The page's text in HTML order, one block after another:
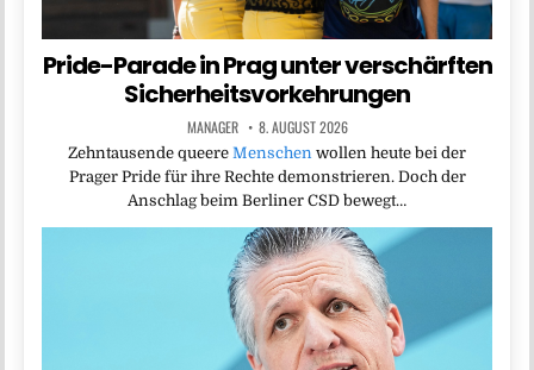
Pride-Parade in Prag unter verschärften
Sicherheitsvorkehrungen
MANAGER 8. AUGUST 2026
Zehntausende queere Menschen wollen heute bei der
Prager Pride für ihre Rechte demonstrieren. Doch der
Anschlag beim Berliner CSD bewegt…